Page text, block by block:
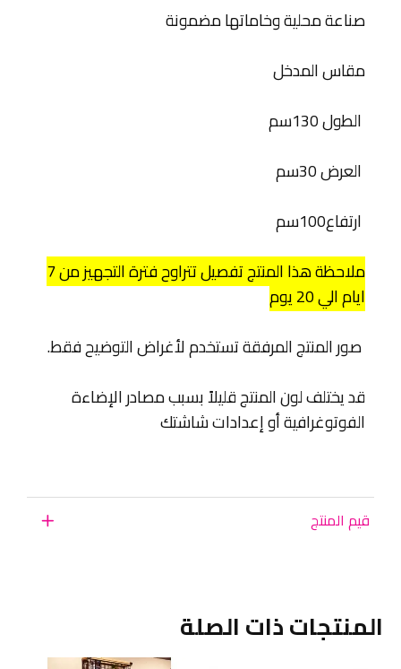
صناعة محلية وخاماتها مضمونة
مقاس المدخل
الطول 130سم
العرض 30سم
ارتفاع100سم
ملاحظة هذا المنتج تفصيل تتراوح فترة التجهيز من 7
ايام الي 20 يوم
صور المنتج المرفقة تستخدم لأغراض التوضيح فقط.
قد يختلف لون المنتج قليلاً بسبب مصادر الإضاءة
الفوتوغرافية أو إعدادات شاشتك
قيم المنتج
المنتجات ذات الصلة